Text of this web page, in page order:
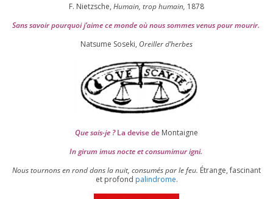
F. Nietzsche, Humain, trop humain, 1878
Sans savoir pour­quoi j’aime ce monde où nous sommes venus pour mourir.
Natsume Soseki, Oreiller d’herbes
Que sais-je ?La devise de Montaigne
In girum imus nocte et consu­mi­mur igni.
Nous tour­nons en rond dans la nuit, consu­més par le feu. Étrange, fas­ci­nant
et pro­fond palin­drome.